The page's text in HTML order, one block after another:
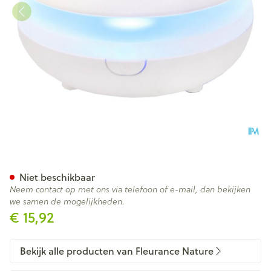
€ 15,92
Niet beschikbaar
Neem contact op met ons via telefoon of e-mail, dan bekijken
we samen de mogelijkheden.
Bekijk alle producten van Fleurance Nature